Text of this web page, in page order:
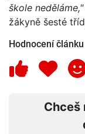
škole neděláme,"
žákyně šesté
Hodnocení článku
Chceš